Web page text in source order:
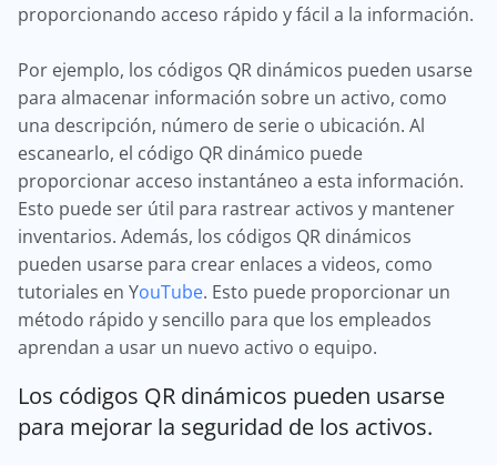
proporcionando acceso rápido y fácil a la información.
Por ejemplo, los códigos QR dinámicos pueden usarse
para almacenar información sobre un activo, como
una descripción, número de serie o ubicación. Al
escanearlo, el código QR dinámico puede
proporcionar acceso instantáneo a esta información.
Esto puede ser útil para rastrear activos y mantener
inventarios. Además, los códigos QR dinámicos
pueden usarse para crear enlaces a videos, como
tutoriales en YouTube. Esto puede proporcionar un
método rápido y sencillo para que los empleados
aprendan a usar un nuevo activo o equipo.
Los códigos QR dinámicos pueden usarse
para mejorar la seguridad de los activos.